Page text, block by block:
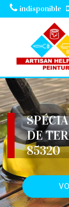
indisponible
DE
85320